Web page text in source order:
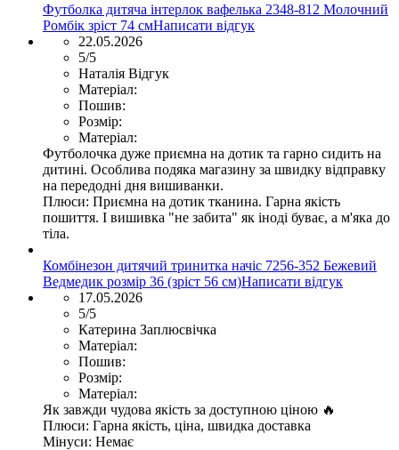
Футболка дитяча інтерлок вафелька 2348-812 Молочний
Ромбік зріст 74 смНаписати відгук
22.05.2026
5/5
Наталія Відгук
Матеріал:
Пошив:
Розмір:
Матеріал:
Футболочка дуже приємна на дотик та гарно сидить на
дитині. Особлива подяка магазину за швидку відправку
на передодні дня вишиванки.
Плюси: Приємна на дотик тканина. Гарна якість
пошиття. І вишивка "не забита" як іноді буває, а м'яка до
тіла.
Комбінезон дитячий тринитка начіс 7256-352 Бежевий
Ведмедик розмір 36 (зріст 56 см)Написати відгук
17.05.2026
5/5
Катерина Заплюсвічка
Матеріал:
Пошив:
Розмір:
Матеріал:
Як завжди чудова якість за доступною ціною 🔥
Плюси: Гарна якість, ціна, швидка доставка
Мінуси: Немає